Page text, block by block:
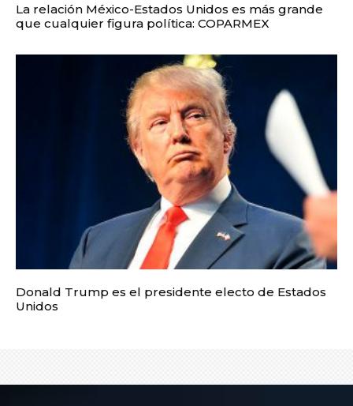
La relación México-Estados Unidos es más grande
que cualquier figura política: COPARMEX
Donald Trump es el presidente electo de Estados
Unidos